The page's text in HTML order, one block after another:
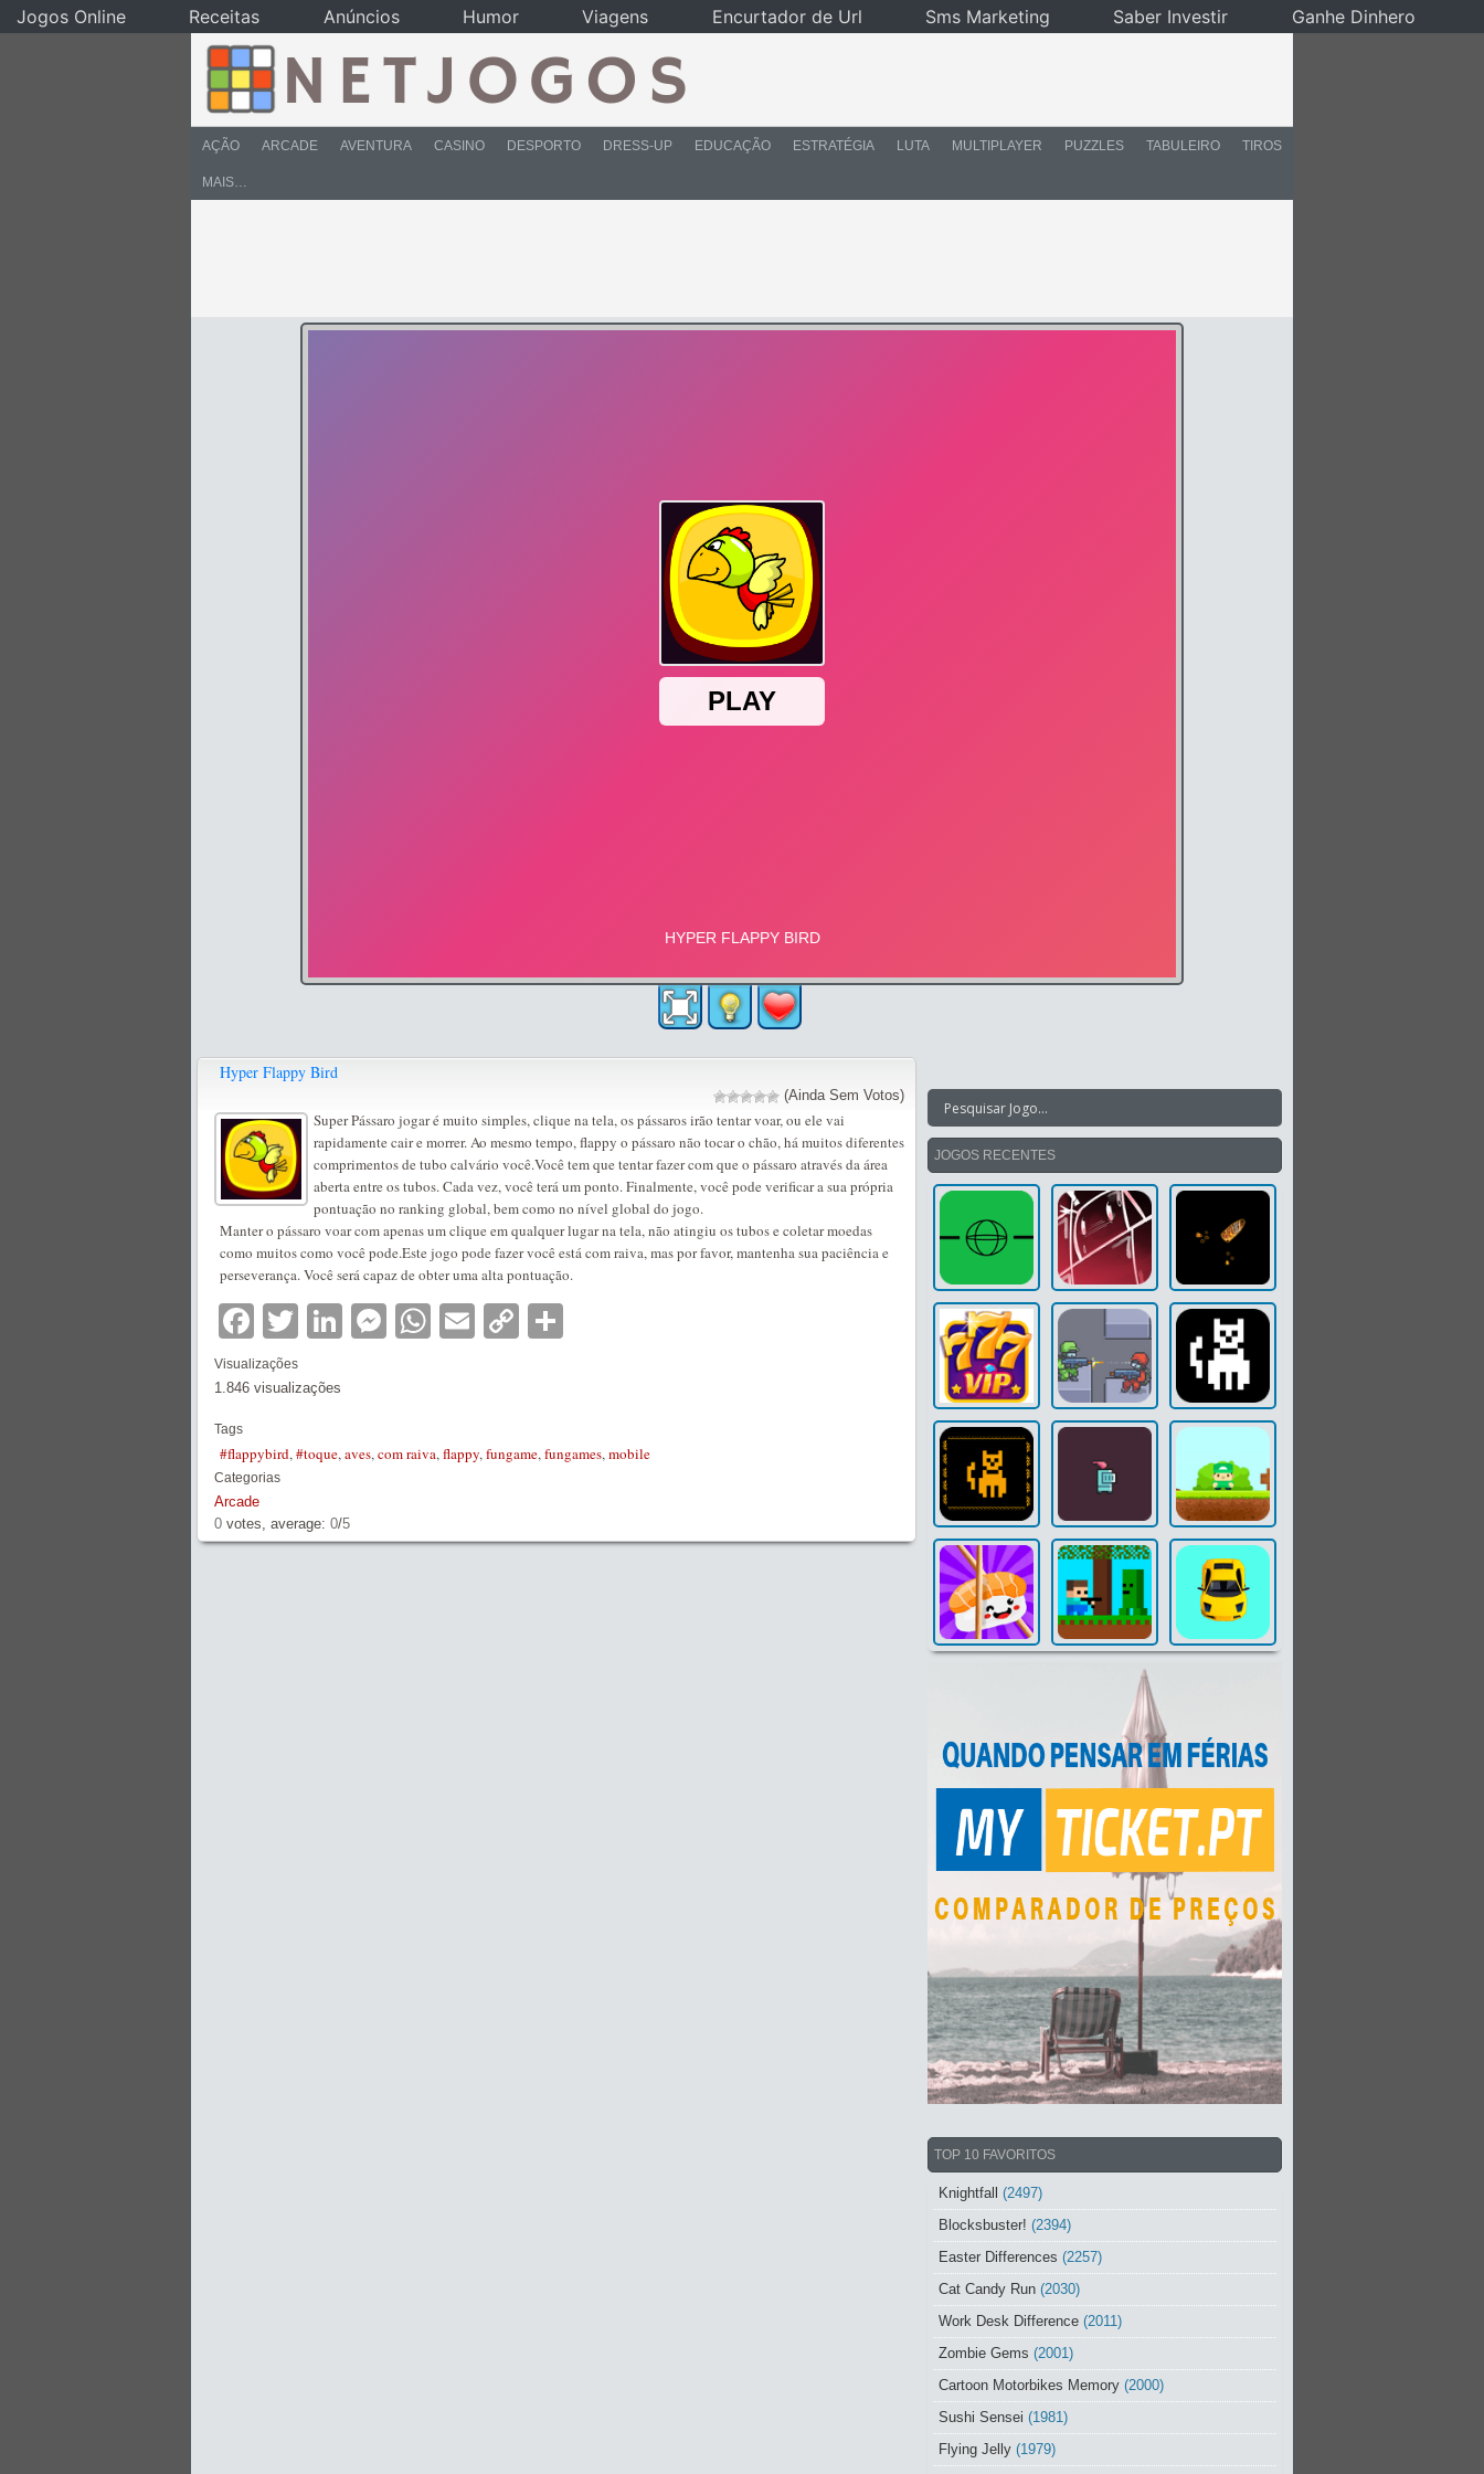
AÇÃO ARCADE AVENTURA CASINO DESPORTO DRESS-UP EDUCAÇÃO ESTRATÉGIA LUTA MULTIPLAYER PUZZLES TABULEIRO TIROS
MAIS…
Hyper Flappy Bird
(Ainda Sem Votos)
Super Pássaro jogar é muito simples, clique na tela, os pássaros irão tentar voar, ou ele vai
rapidamente cair e morrer. Ao mesmo tempo, flappy o pássaro não tocar o chão, há muitos diferentes
comprimentos de tubo calvário você.Você tem que tentar fazer com que o pássaro através da área
aberta entre os tubos. Cada vez, você terá um ponto. Finalmente, você pode verificar a sua própria
pontuação no ranking global, bem como no nível global do jogo.
Manter o pássaro voar com apenas um clique em qualquer lugar na tela, não atingiu os tubos e coletar moedas
como muitos como você pode.Este jogo pode fazer você está com raiva, mas por favor, mantenha sua paciência e
perseverança. Você será capaz de obter uma alta pontuação.
Facebook
TwitterLinkedIn
Messenger
WhatsApp
EmailCopy
Visualizações
1.846 visualizações
Tags
#flappybird,#toque,aves,com raiva,flappy,fungame,fungames,mobile
Categorias
Arcade
0 votes, average: 0/5
JOGOS RECENTES
TOP 10 FAVORITOS
Knightfall (2497)
Blocksbuster! (2394)
Easter Differences (2257)
Cat Candy Run (2030)
Work Desk Difference (2011)
Zombie Gems (2001)
Cartoon Motorbikes Memory (2000)
Sushi Sensei (1981)
Flying Jelly (1979)
Jogos Online Receitas Anúncios Humor Viagens Encurtador de Url Sms Marketing Saber Investir Ganhe Dinhero